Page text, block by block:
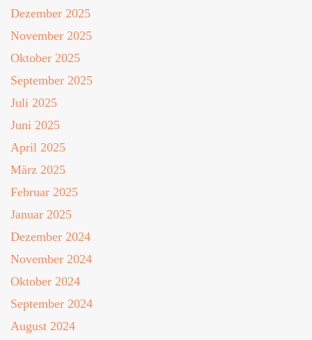
Dezember 2025
November 2025
Oktober 2025
September 2025
Juli 2025
Juni 2025
April 2025
März 2025
Februar 2025
Januar 2025
Dezember 2024
November 2024
Oktober 2024
September 2024
August 2024